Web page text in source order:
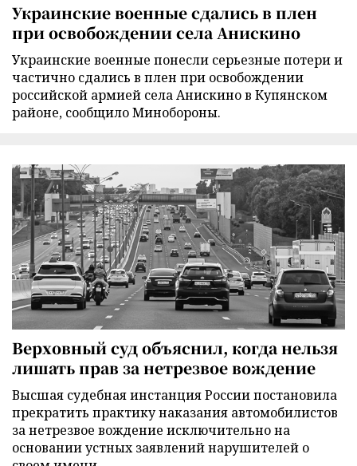
Украинские военные сдались в плен
при освобождении села Анискино
Украинские военные понесли серьезные потери и
частично сдались в плен при освобождении
российской армией села Анискино в Купянском
районе, сообщило Минобороны.
Верховный суд объяснил, когда нельзя
лишать прав за нетрезвое вождение
Высшая судебная инстанция России постановила
прекратить практику наказания автомобилистов
за нетрезвое вождение исключительно на
основании устных заявлений нарушителей о